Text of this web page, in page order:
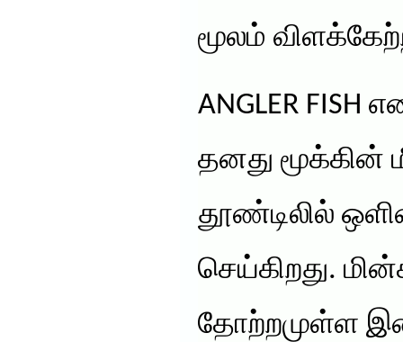
மூலம்
ANGLER
தனது மூக்கின்
தூண்டிலில்
செய்கிறது.
தோற்றமுள்ள